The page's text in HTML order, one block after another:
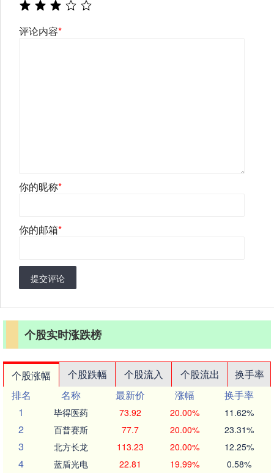
评论内容*
你的昵称*
你的邮箱*
提交评论
个股实时涨跌榜
个股涨幅 个股跌幅 个股流入 个股流出
换手率
排名
名称 最新价 涨幅
换手率
1
毕得医药 73.92 20.00% 11.62%
2 百普赛斯 77.7 20.00% 23.31%
3 北方长龙 113.23 20.00% 12.25%
4 蓝盾光电 22.81 19.99% 0.58%